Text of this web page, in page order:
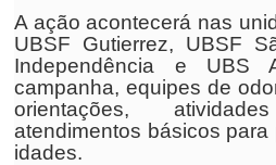
A ação acontecerá nas
UBSF Gutierrez, UBSF
Independência e UBS
campanha, equipes de
orientações,
atendimentos básicos
idades.